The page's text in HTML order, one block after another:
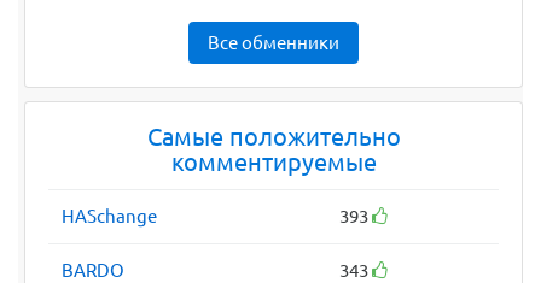
Все обменники
Самые положительно
комментируемые
HASchange 393
BARDO 343